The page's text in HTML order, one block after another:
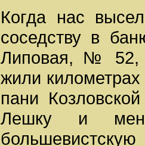
Когда нас
соседству в
Липовая, № 52,
жили километрах
пани
Лешку и